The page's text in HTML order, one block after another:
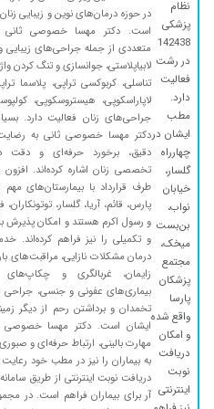
پزشکی بسیار با
هستند که تشخیص خوب
دارند. همچنین
برخورد هستند.
ازخوبی ایشون
کاربلدترین
رشت هستن برای
انقدمهربون جواب
باحرفاشون بدون هیچ
خیلی خیلی خطرناک
رحمم بود که باتلاش
دکتررحمم حفظ شد
کنارم بودن
خیلی خوش برخورد
پیش ایشون میرم
تحت نظرشون هستم
دیگه .پزشک بااخلاق
اول تقریبا ۳
نظام
پزشکی
142438
در رشت
فعالیت
دارد.
مطب
ایشان در
چهارراه
گلسار،
خیابان
نواب،
بن‌بست
میخک،
مجتمع
پزشکان
پارسا
واقع شده
و امکان
دریافت
نوبت
اینترنتی
در حوزه درمان‌های نوین و زیبایی
است. دکتر مهسا خصوصی ثانی
متعددی از جمله جراحی‌های زیبایی
لابیاپلاستی، جوانسازی و تنگ کردن
تناسلی، کربوکسی تراپی، پلاسما
لاپاراسکوپی، هیستروسکوپی،
جراحی‌های زنان فعالیت دارد.
دکتر مهسا خصوصی ثانی به
دقیق، برخورد حرفه‌ای و دقت
تخصصی زنان اشاره کرده‌اند. افزون
طرف قرارداد با بیمارستان‌های
پارس، قائم، آریا، گلسار، توتونکاران،
و رسول اکرم هستند و امکان پذیرش
و تکمیلی را نیز فراهم کرده‌اند.
درمان مشکلات نازایی، مراقبت‌های
زایمان، غربالگری و چکاپ‌های
بیماری‌های عفونی و جنسی، جراحی
تخمدان و برداشتن رحم از دیگر
ایشان است. دکتر مهسا خصوصی
مهارت بالینی، ارتباط حرفه‌ای و
به بیماران را نیز در مطب خود
دریافت نوبت اینترنتی از طریق
آر برای بیماران فراهم است. در